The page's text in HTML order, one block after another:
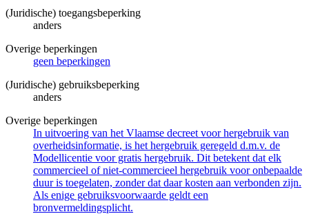
(Juridische) toegangsbeperking
anders
Overige beperkingen
geen beperkingen
(Juridische) gebruiksbeperking
anders
Overige beperkingen
In uitvoering van het Vlaamse decreet voor hergebruik van
overheidsinformatie, is het hergebruik geregeld d.m.v. de
Modellicentie voor gratis hergebruik. Dit betekent dat elk
commercieel of niet-commercieel hergebruik voor onbepaalde
duur is toegelaten, zonder dat daar kosten aan verbonden zijn.
Als enige gebruiksvoorwaarde geldt een
bronvermeldingsplicht.